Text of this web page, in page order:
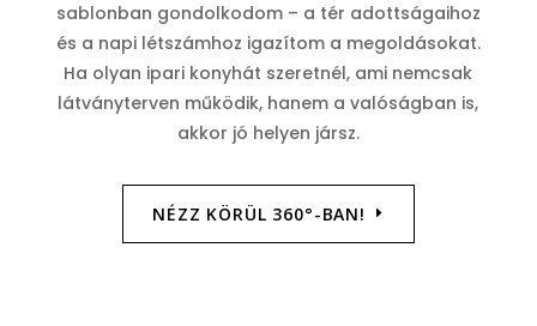
sablonban gondolkodom – a tér adottságaihoz
és a napi létszámhoz igazítom a megoldásokat.
Ha olyan ipari konyhát szeretnél, ami nemcsak
látványterven működik, hanem a valóságban is,
akkor jó helyen jársz.
NÉZZ KÖRÜL 360°-BAN!